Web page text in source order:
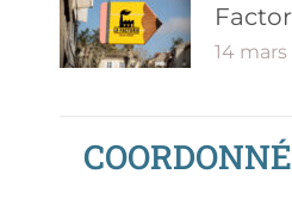
14 mars